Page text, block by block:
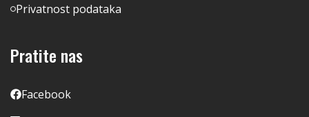
Privatnost podataka
Pratite nas
Facebook